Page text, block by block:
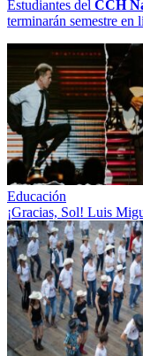
Estudiantes del CCH
terminarán semestre en
Educación
¡Gracias, Sol! Luis